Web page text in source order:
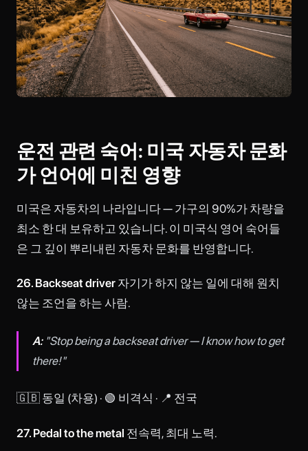
운전 관련 숙어: 미국 자동차 문화
가 언어에 미친 영향
미국은 자동차의 나라입니다 — 가구의 90%가 차량을
최소 한 대 보유하고 있습니다. 이 미국식 영어 숙어들
은 그 깊이 뿌리내린 자동차 문화를 반영합니다.
26. Backseat driver 자기가 하지 않는 일에 대해 원치
않는 조언을 하는 사람.
A:"Stop being a backseat driver — I know how to get
there!"
🇬🇧 동일 (차용) · 🟢 비격식 · 📍 전국
27. Pedal to the metal 전속력, 최대 노력.